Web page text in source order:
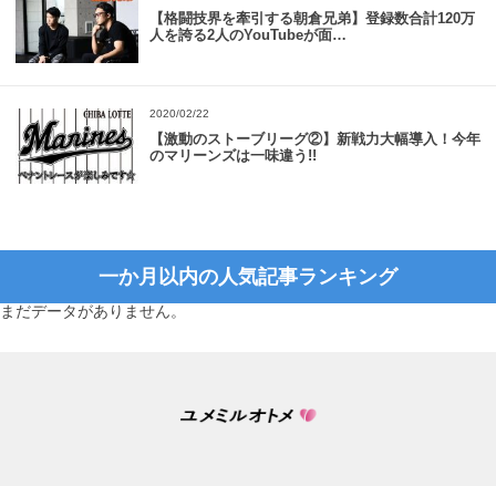
【格闘技界を牽引する朝倉兄弟】登録数合計120万
人を誇る2人のYouTubeが面…
2020/02/22
【激動のストーブリーグ②】新戦力大幅導入！今年
のマリーンズは一味違う!!
一か月以内の人気記事ランキング
まだデータがありません。